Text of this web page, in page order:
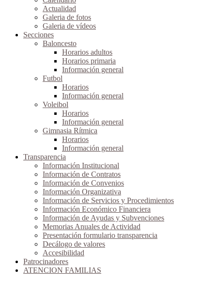
Actualidad
Galeria de fotos
Galeria de vídeos
Secciones
Baloncesto
Horarios adultos
Horarios primaria
Información general
Futbol
Horarios
Información general
Voleibol
Horarios
Información general
Gimnasia Rítmica
Horarios
Información general
Transparencia
Información Institucional
Información de Contratos
Información de Convenios
Información Organizativa
Información de Servicios y Procedimientos
Información Económico Financiera
Información de Ayudas y Subvenciones
Memorias Anuales de Actividad
Presentación formulario transparencia
Decálogo de valores
Accesibilidad
Patrocinadores
ATENCION FAMILIAS